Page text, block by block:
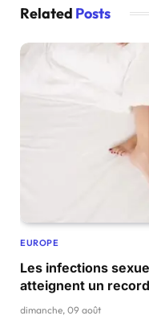
Related Posts
EUROPE
Les infections
atteignent un
dimanche, 09 août